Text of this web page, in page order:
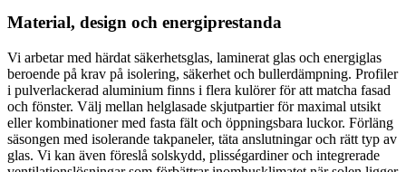
Material, design och energiprestanda
Vi arbetar med härdat säkerhetsglas, laminerat glas och energiglas
beroende på krav på isolering, säkerhet och bullerdämpning. Profiler
i pulverlackerad aluminium finns i flera kulörer för att matcha fasad
och fönster. Välj mellan helglasade skjutpartier för maximal utsikt
eller kombinationer med fasta fält och öppningsbara luckor. Förläng
säsongen med isolerande takpaneler, täta anslutningar och rätt typ av
glas. Vi kan även föreslå solskydd, plisségardiner och integrerade